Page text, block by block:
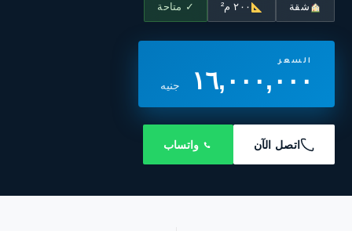
شقة ٢٠٠ م² ✓ متاحة
السعر
١٦,٠٠٠,٠٠٠ جنيه
اتصل الآن واتساب